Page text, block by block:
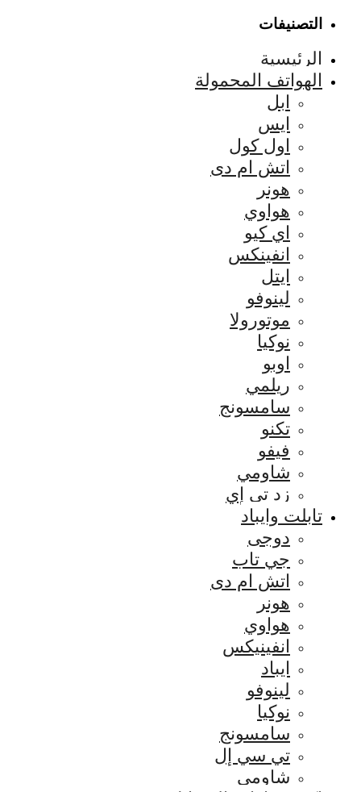
التصنيفات
الرئيسية
الهواتف المحمولة
ابل
ايس
اول كول
اتش ام دى
هونر
هواوي
اي كيو
انفينكس
ايتل
لينوفو
موتورولا
نوكيا
اوبو
ريلمي
سامسونج
تكنو
فيفو
شاومي
زد تي إي
تابلت وايباد
دوجى
جي تاب
اتش ام دى
هونر
هواوي
انفينيكس
ايباد
لينوفو
نوكيا
سامسونج
تي سي إل
شاومي